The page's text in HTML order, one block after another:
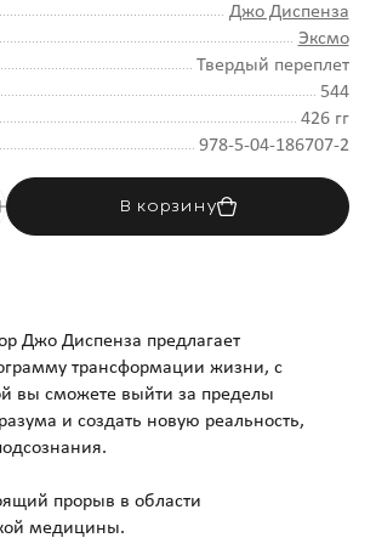
Джо Диспенза
Эксмо
Твердый переплет
544
426 гг
978-5-04-186707-2
В корзину
Джо Диспенза предлагает
трансформации жизни, с
вы сможете выйти за пределы
и создать новую реальность,
прорыв в области
медицины.